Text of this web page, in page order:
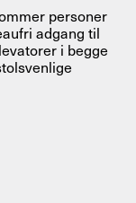
personer
adgang til
i begge